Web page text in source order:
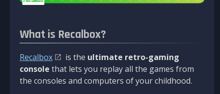
What is Recalbox?
Recalbox is the ultimate retro-gaming
console that lets you replay all the games from
the consoles and computers of your childhood.